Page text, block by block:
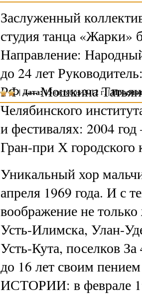
Заслуженный
студия танца «Жарки»
Направление:
до 24 лет
РФ — Мошкина
Челябинского
и фестивалях: 2004
Гран-при Х
Уникальный хор
апреля 1969 года. И с
воображение не
Усть-Илимска, Улан-
Усть-Кута, поселков
до 16 лет своим
ИСТОРИИ: в феврале
|Дата:15 октября 2012 г. |